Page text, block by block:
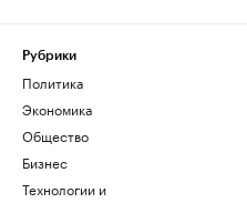
Рубрики
Политика
Экономика
Общество
Бизнес
Технологии и